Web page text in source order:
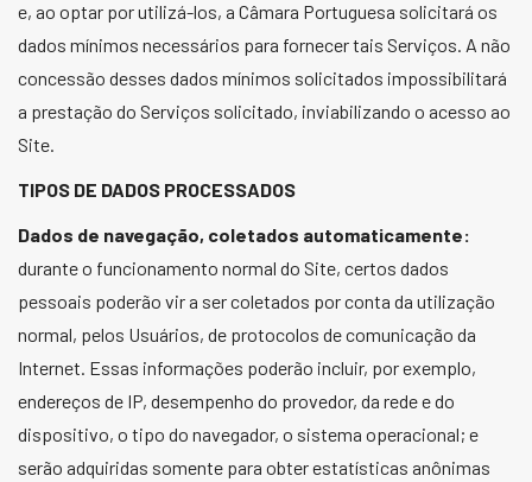
e, ao optar por utilizá-los, a Câmara Portuguesa solicitará os
dados mínimos necessários para fornecer tais Serviços. A não
concessão desses dados mínimos solicitados impossibilitará
a prestação do Serviços solicitado, inviabilizando o acesso ao
Site.
TIPOS DE DADOS PROCESSADOS
Dados de navegação, coletados automaticamente:
durante o funcionamento normal do Site, certos dados
pessoais poderão vir a ser coletados por conta da utilização
normal, pelos Usuários, de protocolos de comunicação da
Internet. Essas informações poderão incluir, por exemplo,
endereços de IP, desempenho do provedor, da rede e do
dispositivo, o tipo do navegador, o sistema operacional; e
serão adquiridas somente para obter estatísticas anônimas